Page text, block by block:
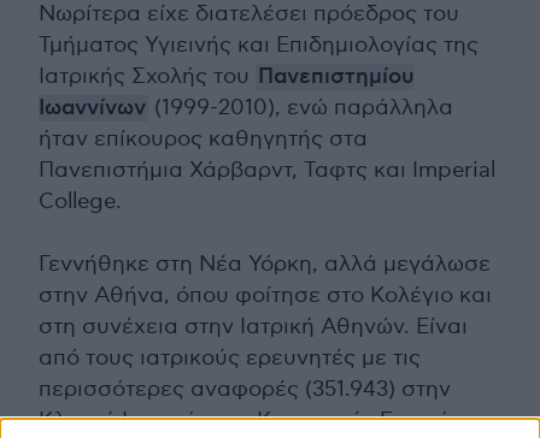
Νωρίτερα είχε διατελέσει πρόεδρος του
Τμήματος Υγιεινής και Επιδημιολογίας της
Ιατρικής Σχολής του Πανεπιστημίου
Ιωαννίνων (1999-2010), ενώ παράλληλα
ήταν επίκουρος καθηγητής στα
Πανεπιστήμια Χάρβαρντ, Ταφτς και Imperial
College.
Γεννήθηκε στη Νέα Υόρκη, αλλά μεγάλωσε
στην Αθήνα, όπου φοίτησε στο Κολέγιο και
στη συνέχεια στην Ιατρική Αθηνών. Είναι
από τους ιατρικούς ερευνητές με τις
περισσότερες αναφορές (351.943) στην
Κλινική Ιατρική, στις Κοινωνικές Επιστήμες